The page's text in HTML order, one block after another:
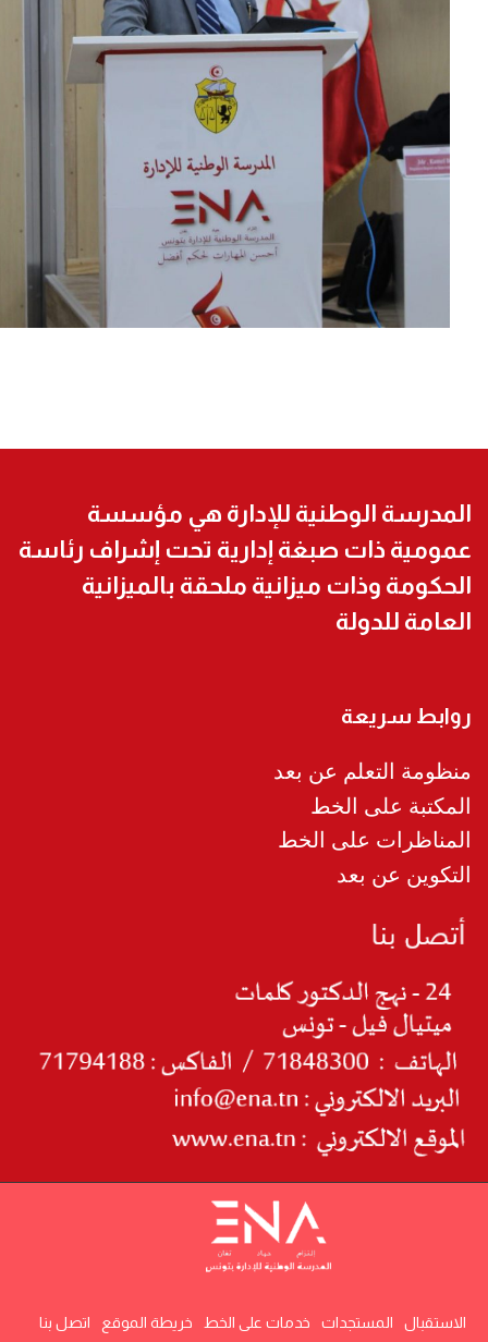
المدرسة الوطنية للإدارة هي مؤسسة
عمومية ذات صبغة إدارية تحت إشراف رئاسة
الحكومة وذات ميزانية ملحقة بالميزانية
العامة للدولة
روابط سريعة
منظومة التعلم عن بعد
المكتبة على الخط
المناظرات على الخط
التكوين عن بعد
الاستقبال المستجدات خدمات على الخط خريطة الموقع اتصل بنا